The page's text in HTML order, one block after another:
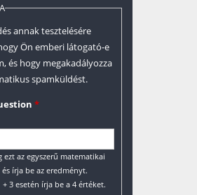
annak tesztelésére
Ön emberi látogató-e
és hogy megakadályozza
spamküldést.
*
ezt az egyszerű matematikai
írja be az eredményt.
+ 3 esetén írja be a 4 értéket.